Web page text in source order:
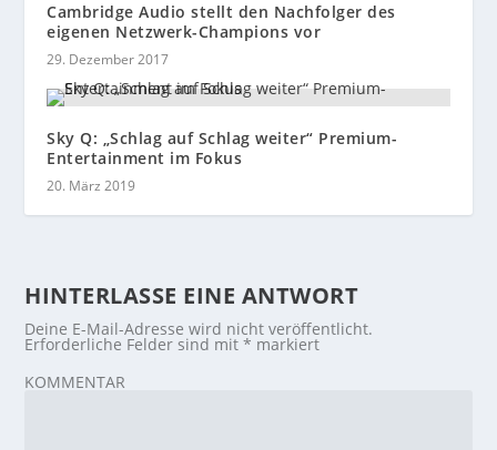
Cambridge Audio stellt den Nachfolger des
eigenen Netzwerk-Champions vor
29. Dezember 2017
Sky Q: „Schlag auf Schlag weiter“ Premium-
Entertainment im Fokus
20. März 2019
HINTERLASSE EINE ANTWORT
Deine E-Mail-Adresse wird nicht veröffentlicht.
Erforderliche Felder sind mit* markiert
KOMMENTAR